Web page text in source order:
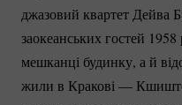
джазовий квартет Дейва
заокеанських гостей 1958
мешканці будинку, а й
жили в Кракові —